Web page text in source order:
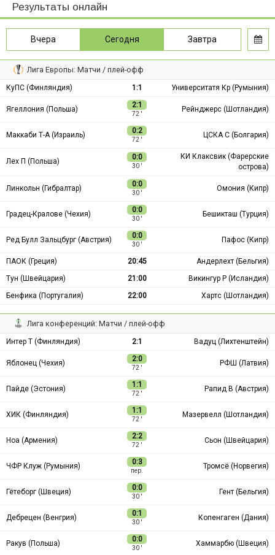
Результаты онлайн
Вчера Сегодня Завтра
Лига Европы: Матчи / плей-офф
КуПС (Финляндия) 1:1 Университатя Кр (Румыния)
Ягеллония (Польша) 2:1
72 ′
Рейнджерс (Шотландия)
Маккаби Т-А (Израиль) 0:2
72 ′
ЦСКА С (Болгария)
Лех П (Польша) 0:0
30 ′
КИ Клаксвик (Фарерские
острова)
Линкольн (Гибралтар) 0:0
30 ′
Омония (Кипр)
Градец-Кралове (Чехия) 0:0
30 ′
Бешикташ (Турция)
Ред Булл Зальцбург (Австрия) 0:0
30 ′
Пафос (Кипр)
ПАОК (Греция) 20:45
Андерлехт (Бельгия)
Тун (Швейцария)
21:00
Викингур Р (Исландия)
Бенфика (Португалия)
22:00 Хартс (Шотландия)
Лига конференций: Матчи / плей-офф
Интер Т (Финляндия) 2:1 Вадуц (Лихтенштейн)
Яблонец (Чехия) 2:0
72 ′
РФШ (Латвия)
Пайде (Эстония) 1:1
72 ′
Рапид В (Австрия)
ХИК (Финляндия) 1:1
72 ′
Мазервелл (Шотландия)
Ноа (Армения) 2:2
72 ′
Сьон (Швейцария)
ЧФР Клуж (Румыния) 0:3
пер.
Тромсё (Норвегия)
Гётеборг (Швеция) 0:0
30 ′
Гент (Бельгия)
Дебрецен (Венгрия) 0:1
30 ′
Копенгаген (Дания)
Ракув (Польша) 0:0
30 ′
Хаммарбю (Швеция)